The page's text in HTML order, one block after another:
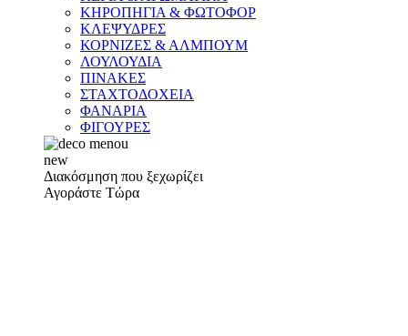
ΚΗΡΟΠΗΓΙΑ & ΦΩΤΟΦΟΡ
ΚΛΕΨΥΔΡΕΣ
ΚΟΡΝΙΖΕΣ & ΑΛΜΠΟΥΜ
ΛΟΥΛΟΥΔΙΑ
ΠΙΝΑΚΕΣ
ΣΤΑΧΤΟΔΟΧΕΙΑ
ΦΑΝΑΡΙΑ
ΦΙΓΟΥΡΕΣ
new
Διακόσμηση που ξεχωρίζει
Αγοράστε Τώρα